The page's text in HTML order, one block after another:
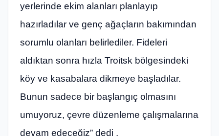
yerlerinde ekim alanları planlayıp
hazırladılar ve genç ağaçların bakımından
sorumlu olanları belirlediler. Fideleri
aldıktan sonra hızla Troitsk bölgesindeki
köy ve kasabalara dikmeye başladılar.
Bunun sadece bir başlangıç ​​olmasını
umuyoruz, çevre düzenleme çalışmalarına
devam edeceğiz” dedi .